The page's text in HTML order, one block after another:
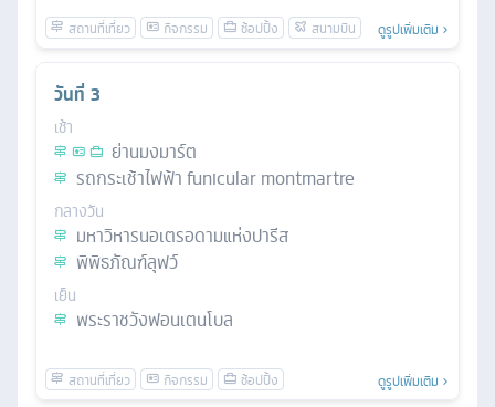
ดูรูปเพิ่มเติม
วันที่ 3
เช้า
ย่านมงมาร์ต
รถกระเช้าไฟฟ้า funicular montmartre
กลางวัน
มหาวิหารนอเตรอดามแห่งปารีส
พิพิธภัณฑ์ลุฟว์
เย็น
พระราชวังฟอนเตนโบล
ดูรูปเพิ่มเติม